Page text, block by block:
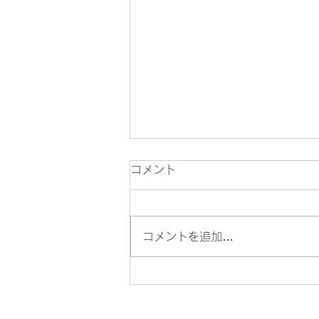
Newバイク🛵
コメント
コメントを追加…